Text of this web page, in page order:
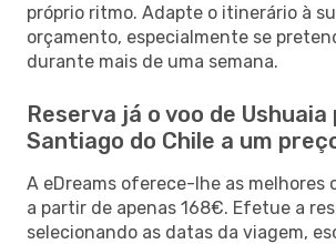
próprio ritmo. Adapte o itinerário à
orçamento, especialmente se
durante mais de uma semana.
Reserva já o voo de Ushuaia
Santiago do Chile a um
A eDreams oferece-lhe as melhores
a partir de apenas 168€. Efetue a
selecionando as datas da viagem,